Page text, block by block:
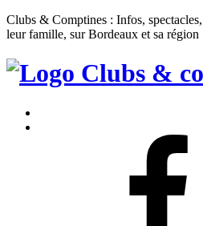
Clubs & Comptines : Infos,
leur famille, sur Bordeaux et sa région
Clubs
Comptines